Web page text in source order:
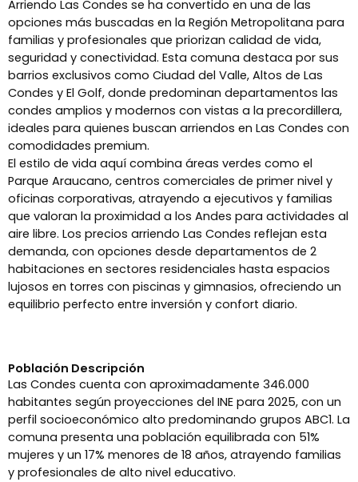
Arriendo Las Condes se ha convertido en una de las
opciones más buscadas en la Región Metropolitana para
familias y profesionales que priorizan calidad de vida,
seguridad y conectividad. Esta comuna destaca por sus
barrios exclusivos como Ciudad del Valle, Altos de Las
Condes y El Golf, donde predominan departamentos las
condes amplios y modernos con vistas a la precordillera,
ideales para quienes buscan arriendos en Las Condes con
comodidades premium.
El estilo de vida aquí combina áreas verdes como el
Parque Araucano, centros comerciales de primer nivel y
oficinas corporativas, atrayendo a ejecutivos y familias
que valoran la proximidad a los Andes para actividades al
aire libre. Los precios arriendo Las Condes reflejan esta
demanda, con opciones desde departamentos de 2
habitaciones en sectores residenciales hasta espacios
lujosos en torres con piscinas y gimnasios, ofreciendo un
equilibrio perfecto entre inversión y confort diario. ​
Población Descripción
Las Condes cuenta con aproximadamente 346.000
habitantes según proyecciones del INE para 2025, con un
perfil socioeconómico alto predominando grupos ABC1. La
comuna presenta una población equilibrada con 51%
mujeres y un 17% menores de 18 años, atrayendo familias
y profesionales de alto nivel educativo.